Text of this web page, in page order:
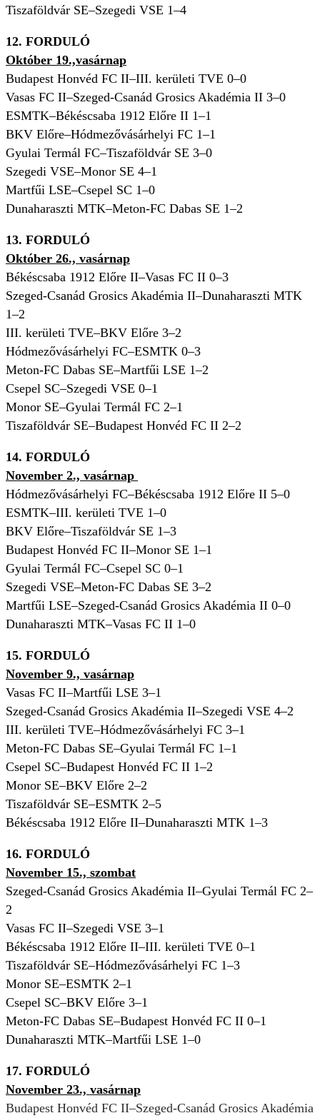
Tiszaföldvár SE–Szegedi VSE 1–4
12. FORDULÓ
Október 19.,vasárnap
Budapest Honvéd FC II–III. kerületi TVE 0–0
Vasas FC II–Szeged-Csanád Grosics Akadémia II 3–0
ESMTK–Békéscsaba 1912 Előre II 1–1
BKV Előre–Hódmezővásárhelyi FC 1–1
Gyulai Termál FC–Tiszaföldvár SE 3–0
Szegedi VSE–Monor SE 4–1
Martfűi LSE–Csepel SC 1–0
Dunaharaszti MTK–Meton-FC Dabas SE 1–2
13. FORDULÓ
Október 26., vasárnap
Békéscsaba 1912 Előre II–Vasas FC II 0–3
Szeged-Csanád Grosics Akadémia II–Dunaharaszti MTK
1–2
III. kerületi TVE–BKV Előre 3–2
Hódmezővásárhelyi FC–ESMTK 0–3
Meton-FC Dabas SE–Martfűi LSE 1–2
Csepel SC–Szegedi VSE 0–1
Monor SE–Gyulai Termál FC 2–1
Tiszaföldvár SE–Budapest Honvéd FC II 2–2
14. FORDULÓ
November 2., vasárnap
Hódmezővásárhelyi FC–Békéscsaba 1912 Előre II 5–0
ESMTK–III. kerületi TVE 1–0
BKV Előre–Tiszaföldvár SE 1–3
Budapest Honvéd FC II–Monor SE 1–1
Gyulai Termál FC–Csepel SC 0–1
Szegedi VSE–Meton-FC Dabas SE 3–2
Martfűi LSE–Szeged-Csanád Grosics Akadémia II 0–0
Dunaharaszti MTK–Vasas FC II 1–0
15. FORDULÓ
November 9., vasárnap
Vasas FC II–Martfűi LSE 3–1
Szeged-Csanád Grosics Akadémia II–Szegedi VSE 4–2
III. kerületi TVE–Hódmezővásárhelyi FC 3–1
Meton-FC Dabas SE–Gyulai Termál FC 1–1
Csepel SC–Budapest Honvéd FC II 1–2
Monor SE–BKV Előre 2–2
Tiszaföldvár SE–ESMTK 2–5
Békéscsaba 1912 Előre II–Dunaharaszti MTK 1–3
16. FORDULÓ
November 15., szombat
Szeged-Csanád Grosics Akadémia II–Gyulai Termál FC 2–
2
Vasas FC II–Szegedi VSE 3–1
Békéscsaba 1912 Előre II–III. kerületi TVE 0–1
Tiszaföldvár SE–Hódmezővásárhelyi FC 1–3
Monor SE–ESMTK 2–1
Csepel SC–BKV Előre 3–1
Meton-FC Dabas SE–Budapest Honvéd FC II 0–1
Dunaharaszti MTK–Martfűi LSE 1–0
17. FORDULÓ
November 23., vasárnap
Budapest Honvéd FC II–Szeged-Csanád Grosics Akadémia